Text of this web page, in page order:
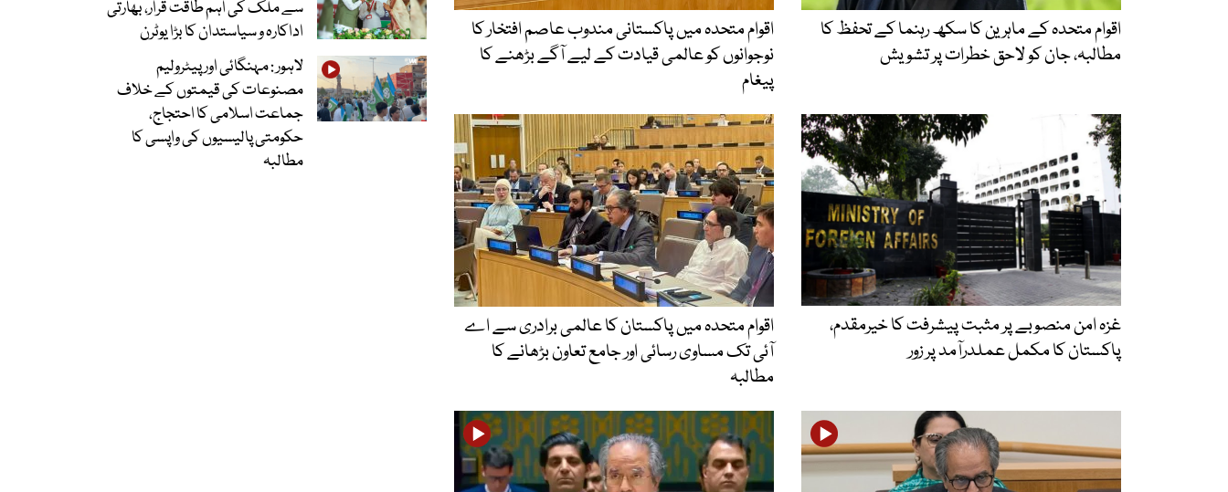
اقوام متحدہ کے ماہرین کا سکھ رہنما کے تحفظ کا
مطالبہ، جان کو لاحق خطرات پر تشویش
اقوام متحدہ میں پاکستانی مندوب عاصم افتخار کا
نوجوانوں کو عالمی قیادت کے لیے آگے بڑھنے کا
پیغام
غزہ امن منصوبے پر مثبت پیشرفت کا خیرمقدم،
پاکستان کا مکمل عملدرآمد پر زور
اقوام متحدہ میں پاکستان کا عالمی برادری سے اے
آئی تک مساوی رسائی اور جامع تعاون بڑھانے کا
مطالبہ
سے ملک کی اہم طاقت قرار، بھارتی
اداکارہ و سیاستدان کا بڑا یوٹرن
لاہور : مہنگائی اور پیٹرولیم
مصنوعات کی قیمتوں کے خلاف
جماعت اسلامی کا احتجاج،
حکومتی پالیسیوں کی واپسی کا
مطالبہ